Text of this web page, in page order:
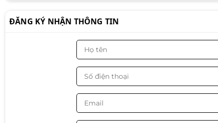
🎥Stream – livestream
🖥
PC gaming cao cấp
🎮 2. Chiến mượt mọi tựa game
⚡ Xung Turbo 5.0GHz + cache lớn giúp CPU đạt hiệu
CS2 | Valorant | PUBG | GTA V | Warzone | Apex
ĐĂNG KÝ NHẬN THÔNG TIN